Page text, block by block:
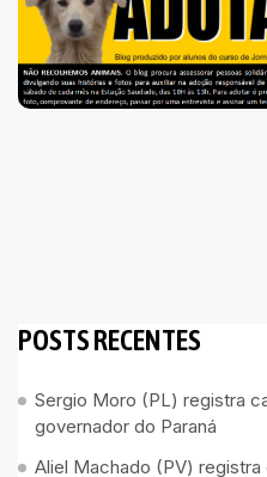
POSTS RECENTES
Sergio Moro (PL) registra
governador do Paraná
Aliel Machado (PV)